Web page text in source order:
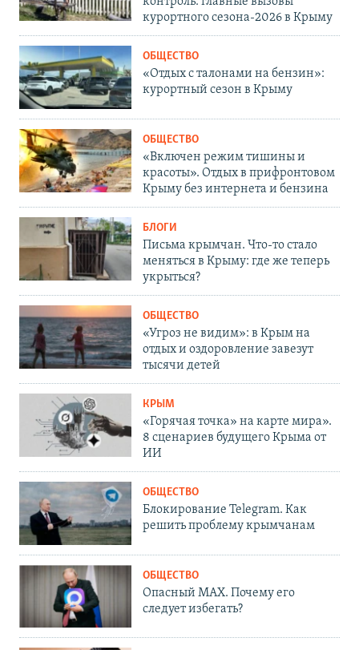
курортного сезона-2026 в Крыму
ОБЩЕСТВО
«Отдых с талонами на бензин»:
курортный сезон в Крыму
ОБЩЕСТВО
«Включен режим тишины и
красоты». Отдых в прифронтовом
Крыму без интернета и бензина
БЛОГИ
Письма крымчан. Что-то стало
меняться в Крыму: где же теперь
укрыться?
ОБЩЕСТВО
«Угроз не видим»: в Крым на
отдых и оздоровление завезут
тысячи детей
КРЫМ
«Горячая точка» на карте мира».
8 сценариев будущего Крыма от
ИИ
ОБЩЕСТВО
Блокирование Telegram. Как
решить проблему крымчанам
ОБЩЕСТВО
Опасный MAX. Почему его
следует избегать?